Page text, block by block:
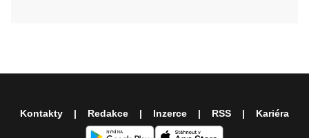
Kontakty Redakce Inzerce RSS Kariéra